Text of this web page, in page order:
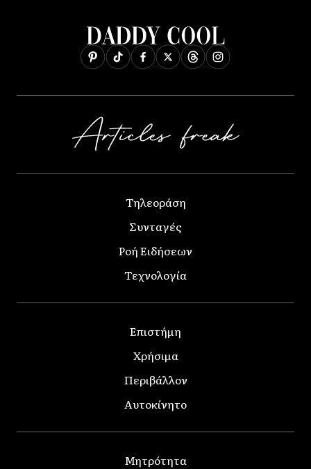
Τηλεοράση
Συνταγές
Ροή Ειδήσεων
Τεχνολογία
Επιστήμη
Χρήσιμα
Περιβάλλον
Αυτοκίνητο
Μητρότητα